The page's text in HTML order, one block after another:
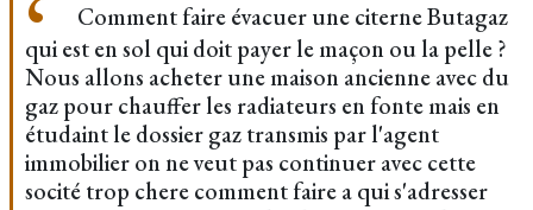
Comment faire évacuer une citerne Butagaz
qui est en sol qui doit payer le maçon ou la pelle ?
Nous allons acheter une maison ancienne avec du
gaz pour chauffer les radiateurs en fonte mais en
étudaint le dossier gaz transmis par l'agent
immobilier on ne veut pas continuer avec cette
socité trop chere comment faire a qui s'adresser